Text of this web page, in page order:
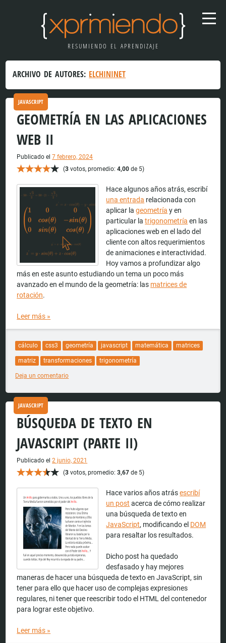
RESUMIENDO EL APRENDIZAJE
ARCHIVO DE AUTORES: ELCHININET
JAVASCRIPT
GEOMETRÍA EN LAS APLICACIONES
WEB II
Publicado el7 febrero, 2024
(3 votos, promedio:4,00 de 5)
Hace algunos años atrás, escribí
una entrada relacionada con
aplicar lageometría y en
particular latrigonometría en las
aplicaciones web en el lado del
cliente con altos requerimientos
de animaciones e interactividad.
Hoy vamos a profundizar algo
más en este asunto estudiando un tema un poco más
avanzado en el mundo de la geometría: las matrices de
rotación.
Leer más »
cálculo css3 geometría javascript matemática matrices
matriz transformaciones trigonometría
Deja un comentario
JAVASCRIPT
BÚSQUEDA DE TEXTO EN
JAVASCRIPT (PARTE II)
Publicado el2 junio, 2021
(3 votos, promedio:3,67 de 5)
Hace varios años atrásescribí
un post acerca de cómo realizar
una búsqueda de texto en
JavaScript, modificando el DOM
para resaltar los resultados.
Dicho post ha quedado
desfasado y hay mejores
maneras de hacer una búsqueda de texto en JavaScript, sin
tener para ello que hacer uso de complejas expresiones
regulares, ni tener que reescribir todo el HTML del contenedor
para lograr este objetivo.
Leer más »